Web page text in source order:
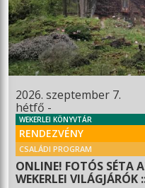
2026. szeptember 7.
hétfő -
WEKERLEI KÖNYVTÁR
RENDEZVÉNY
CSALÁDI PROGRAM
ONLINE! FOTÓS SÉTA
WEKERLEI